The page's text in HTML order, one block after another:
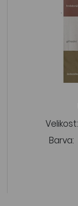
Velikost:
Barva: